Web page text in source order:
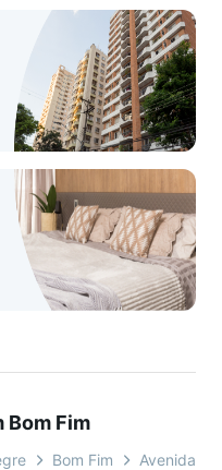
Bom Fim
Bom Fim Avenida